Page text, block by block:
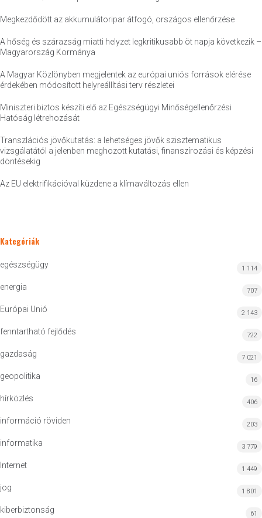
Megkezdődött az akkumulátoripar átfogó, országos ellenőrzése
A hőség és szárazság miatti helyzet legkritikusabb öt napja következik –
Magyarország Kormánya
A Magyar Közlönyben megjelentek az európai uniós források elérése
érdekében módosított helyreállítási terv részletei
Miniszteri biztos készíti elő az Egészségügyi Minőségellenőrzési
Hatóság létrehozását
Transzlációs jövőkutatás: a lehetséges jövők szisztematikus
vizsgálatától a jelenben meghozott kutatási, finanszírozási és képzési
döntésekig
Az EU elektrifikációval küzdene a klímaváltozás ellen
Kategóriák
egészségügy 1 114
energia 707
Európai Unió 2 143
fenntartható fejlődés 722
gazdaság 7 021
geopolitika 16
hírközlés 406
információ röviden 203
informatika 3 779
Internet 1 449
jog 1 801
kiberbiztonság 61